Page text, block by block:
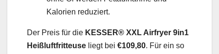
Kalorien reduziert.
Der Preis für die KESSER® XXL Airfryer 9in1
Heißluftfritteuse liegt bei €109,80. Für ein so